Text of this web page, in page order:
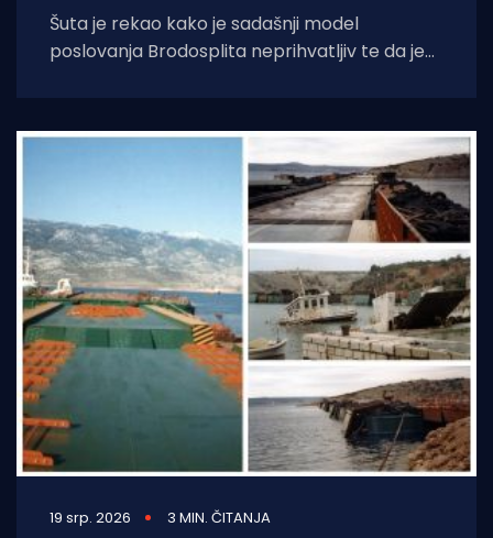
Šuta je rekao kako je sadašnji model
poslovanja Brodosplita neprihvatljiv te da je
19 srp. 2026 3 MIN. ČITANJA